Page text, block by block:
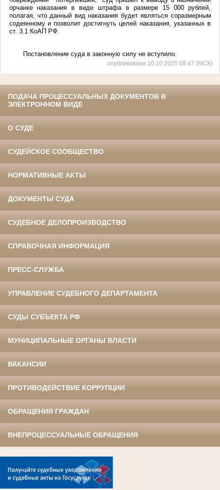
орчанке наказания в виде штрафа в размере 15 000 рублей,
полагая, что данный вид наказания будет являться соразмерным
содеянному и позволит достигнуть целей наказания, указанных в
ст. 3.1 КоАП РФ.
Постановление суда в законную силу не вступило.
опубликовано 10.10.2025 08:47 (МСК)
ПОДАЧА ПРОЦЕССУАЛЬНЫХ ДОКУМЕНТОВ В
ЭЛЕКТРОННОМ ВИДЕ
О СУДЕ
СУДЕЙСКОЕ СООБЩЕСТВО
НОРМАТИВНЫЕ АКТЫ
ДОКУМЕНТЫ СУДА
СУДЕБНОЕ ДЕЛОПРОИЗВОДСТВО
СПРАВОЧНАЯ ИНФОРМАЦИЯ
ПРЕСС-СЛУЖБА
УПРАВЛЕНИЕ СУДЕБНОГО ДЕПАРТАМЕНТА
СУДЫ СУБЪЕКТА РФ
МУНИЦИПАЛЬНЫЕ ОРГАНЫ ВЛАСТИ
ВАКАНСИИ
ПРОТИВОДЕЙСТВИЕ КОРРУПЦИИ
ОБРАЩЕНИЯ ГРАЖДАН
ВНЕПРОЦЕССУАЛЬНЫЕ ОБРАЩЕНИЯ